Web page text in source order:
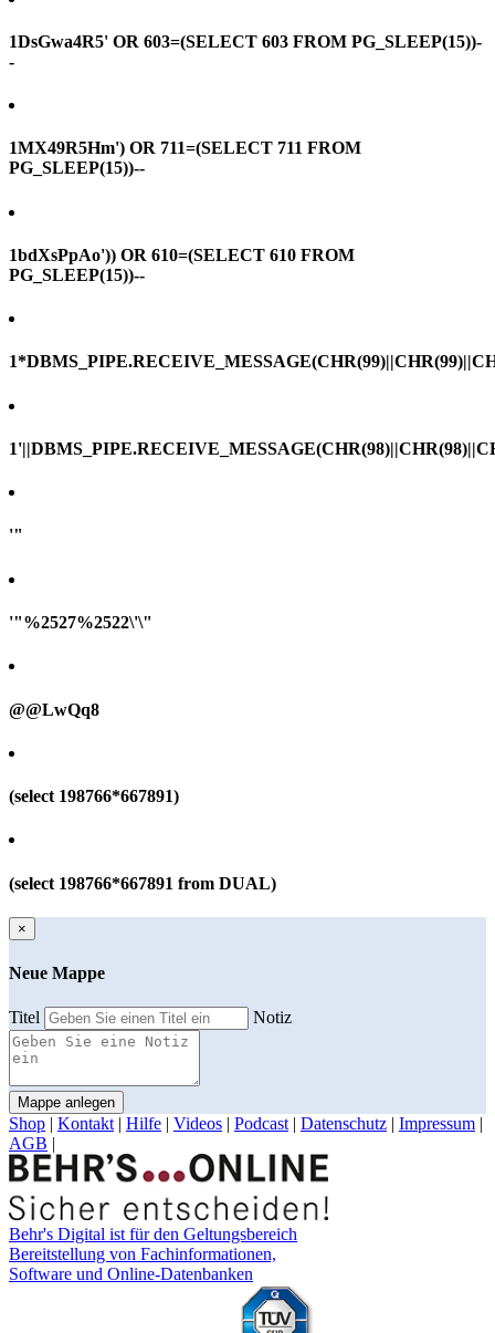
1DsGwa4R5' OR 603=(SELECT 603 FROM PG_SLEEP(15))-
-
1MX49R5Hm') OR 711=(SELECT 711 FROM
PG_SLEEP(15))--
1bdXsPpAo')) OR 610=(SELECT 610 FROM
PG_SLEEP(15))--
'"
'"%2527%2522\'\"
@@LwQq8
(select 198766*667891)
(select 198766*667891 from DUAL)
×
Neue Mappe
Titel Notiz
Mappe anlegen
Shop | Kontakt | Hilfe | Videos | Podcast | Datenschutz | Impressum |
AGB |
Behr's Digital ist für den Geltungsbereich
Bereitstellung von Fachinformationen,
Software und Online-Datenbanken